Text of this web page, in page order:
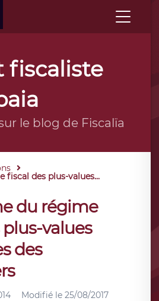
fiscaliste
le blog de Fiscalïa
fiscal des plus-values...
du régime
values
des
Modifié le 25/08/2017